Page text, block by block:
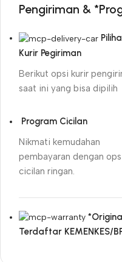
Pengiriman &
Kurir Pegiriman
Berikut opsi kurir
saat ini yang bisa dipilih
Program Cicilan
Nikmati kemudahan
pembayaran dengan
cicilan ringan.
Terdaftar KEMENKES/